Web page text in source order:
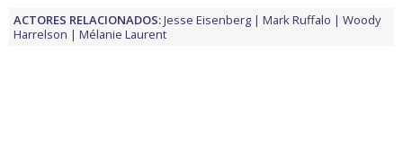
ACTORES RELACIONADOS:Jesse Eisenberg Mark Ruffalo
Woody
Harrelson
Mélanie Laurent